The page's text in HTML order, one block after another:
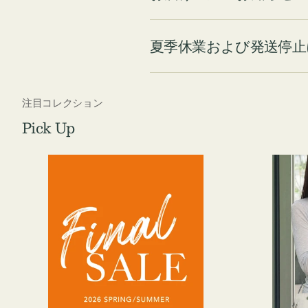
夏季休業および発送停
注目コレクション
Pick Up